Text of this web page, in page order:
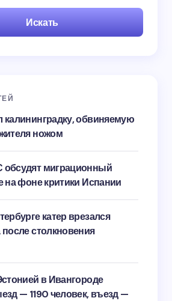
Искать
калининградку, обвиняемую
ножом
миграционный
на фоне критики Испании
катер врезался
столкновения
в Ивангороде
— 1190 человек, въезд —